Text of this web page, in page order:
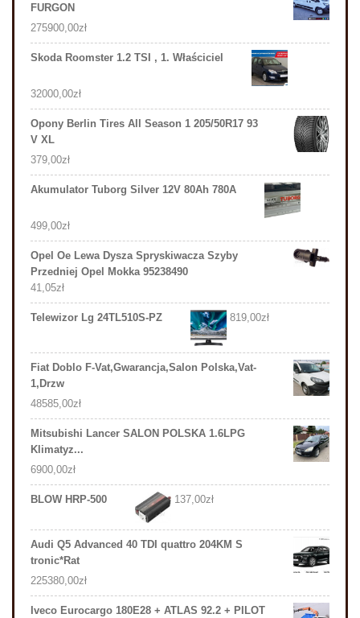
FURGON
275900,00zł
Skoda Roomster 1.2 TSI , 1. Właściciel
32000,00zł
Opony Berlin Tires All Season 1 205/50R17 93
V XL
379,00zł
Akumulator Tuborg Silver 12V 80Ah 780A
499,00zł
Opel Oe Lewa Dysza Spryskiwacza Szyby
Przedniej Opel Mokka 95238490
41,05zł
Telewizor Lg 24TL510S-PZ 819,00zł
Fiat Doblo F-Vat,Gwarancja,Salon Polska,Vat-
1,Drzw
48585,00zł
Mitsubishi Lancer SALON POLSKA 1.6LPG
Klimatyz...
6900,00zł
BLOW HRP-500 137,00zł
Audi Q5 Advanced 40 TDI quattro 204KM S
tronic*Rat
225380,00zł
Iveco Eurocargo 180E28 + ATLAS 92.2 + PILOT